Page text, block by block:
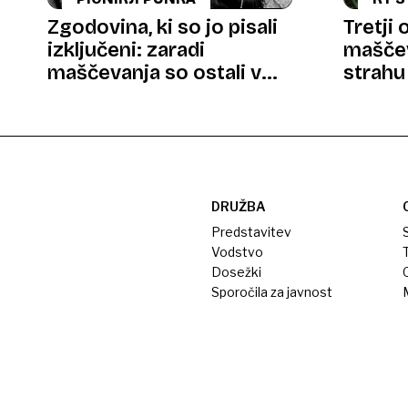
Zgodovina, ki so jo pisali
izključeni: zaradi
maščevanja so ostali v
Tretji
DRUŽBA
Predstavitev
Vodstvo
Dosežki
Sporočila za javnost